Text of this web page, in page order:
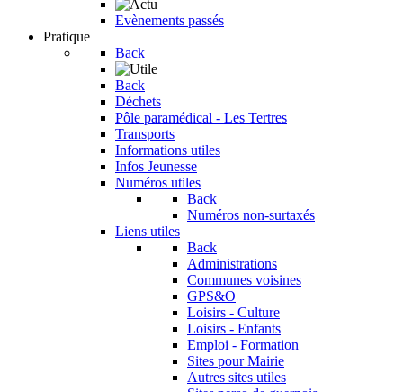
Evènements passés
Pratique
Back
Back
Déchets
Pôle paramédical - Les Tertres
Transports
Informations utiles
Infos Jeunesse
Numéros utiles
Back
Numéros non-surtaxés
Liens utiles
Back
Administrations
Communes voisines
GPS&O
Loisirs - Culture
Loisirs - Enfants
Emploi - Formation
Sites pour Mairie
Autres sites utiles